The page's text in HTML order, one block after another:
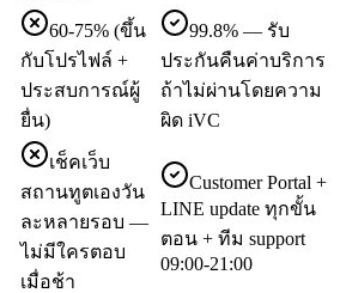
60-75% (ขึ้น
กับโปรไฟล์ +
ประสบการณ์ผู้
ยื่น)
99.8% — รับ
ประกันคืนค่าบริการ
ถ้าไม่ผ่านโดยความ
ผิด iVC
เช็คเว็บ
สถานทูตเองวัน
ละหลายรอบ —
ไม่มีใครตอบ
เมื่อช้า
Customer Portal +
LINE update ทุกขั้น
ตอน + ทีม support
09:00-21:00